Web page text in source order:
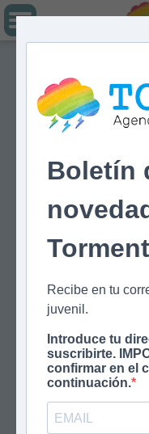
Boletín
Recibe en tu
juvenil.
Introduce tu
suscribirte.
confirmar en el
continuación.